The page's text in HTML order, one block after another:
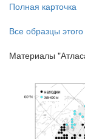
Полная карточка
Все образцы
Материалы